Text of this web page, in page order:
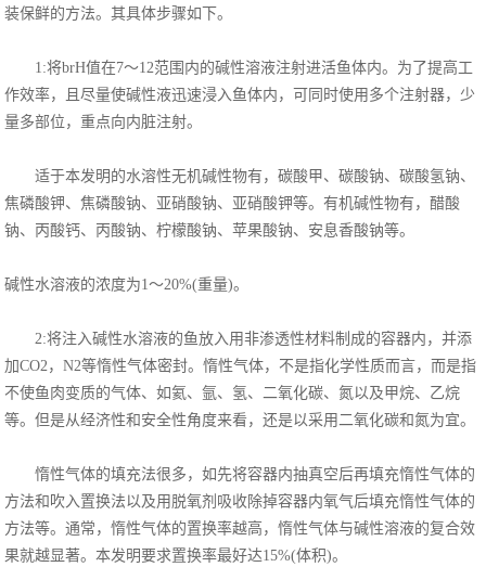
装保鲜的方法。其具体步骤如下。
1:将brH值在7～12范围内的碱性溶液注射进活鱼体内。为了提高工
作效率，且尽量使碱性液迅速浸入鱼体内，可同时使用多个注射器，少
量多部位，重点向内脏注射。
适于本发明的水溶性无机碱性物有，碳酸甲、碳酸钠、碳酸氢钠、
焦磷酸钾、焦磷酸钠、亚硝酸钠、亚硝酸钾等。有机碱性物有，醋酸
钠、丙酸钙、丙酸钠、柠檬酸钠、苹果酸钠、安息香酸钠等。
碱性水溶液的浓度为1～20%(重量)。
2:将注入碱性水溶液的鱼放入用非渗透性材料制成的容器内，并添
加CO2，N2等惰性气体密封。惰性气体，不是指化学性质而言，而是指
不使鱼肉变质的气体、如氦、氩、氢、二氧化碳、氮以及甲烷、乙烷
等。但是从经济性和安全性角度来看，还是以采用二氧化碳和氮为宜。
惰性气体的填充法很多，如先将容器内抽真空后再填充惰性气体的
方法和吹入置换法以及用脱氧剂吸收除掉容器内氧气后填充惰性气体的
方法等。通常，惰性气体的置换率越高，惰性气体与碱性溶液的复合效
果就越显著。本发明要求置换率最好达15%(体积)。